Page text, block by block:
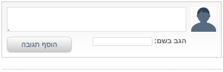
הגב בשם: הוסף תגובה